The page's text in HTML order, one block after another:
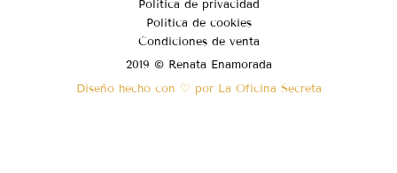
Política de privacidad
Política de cookies
Condiciones de venta
2019 © Renata Enamorada
Diseño hecho con ♡ por La Oficina Secreta